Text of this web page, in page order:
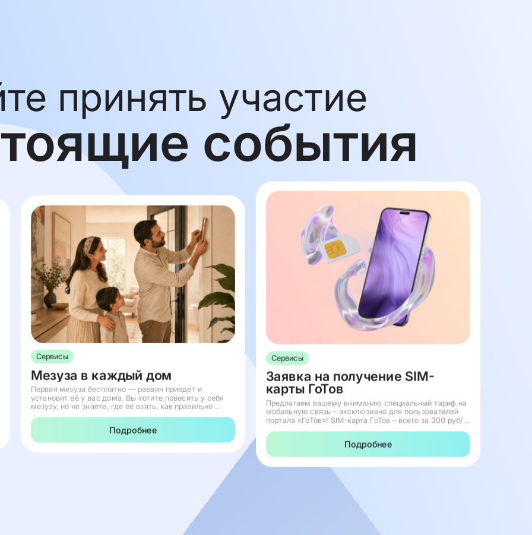
принять участие
события
Сервисы
Мезуза в каждый дом
Первая мезуза бесплатно — раввин приедет и
установит её у вас дома. Вы хотите повесить у себя
мезузу, но не знаете, где её взять, как правильно
проектом «ГоТов» очень просто. Мы поможем вам без
Подробнее
Сервисы
Заявка на получение SIM-
карты ГоТов
Предлагаем вашему вниманию специальный тариф на
мобильную связь – эксклюзивно для пользователей
портала «ГоТов»! SIM-карта ГоТов – всего за 300 руб/
Подробнее